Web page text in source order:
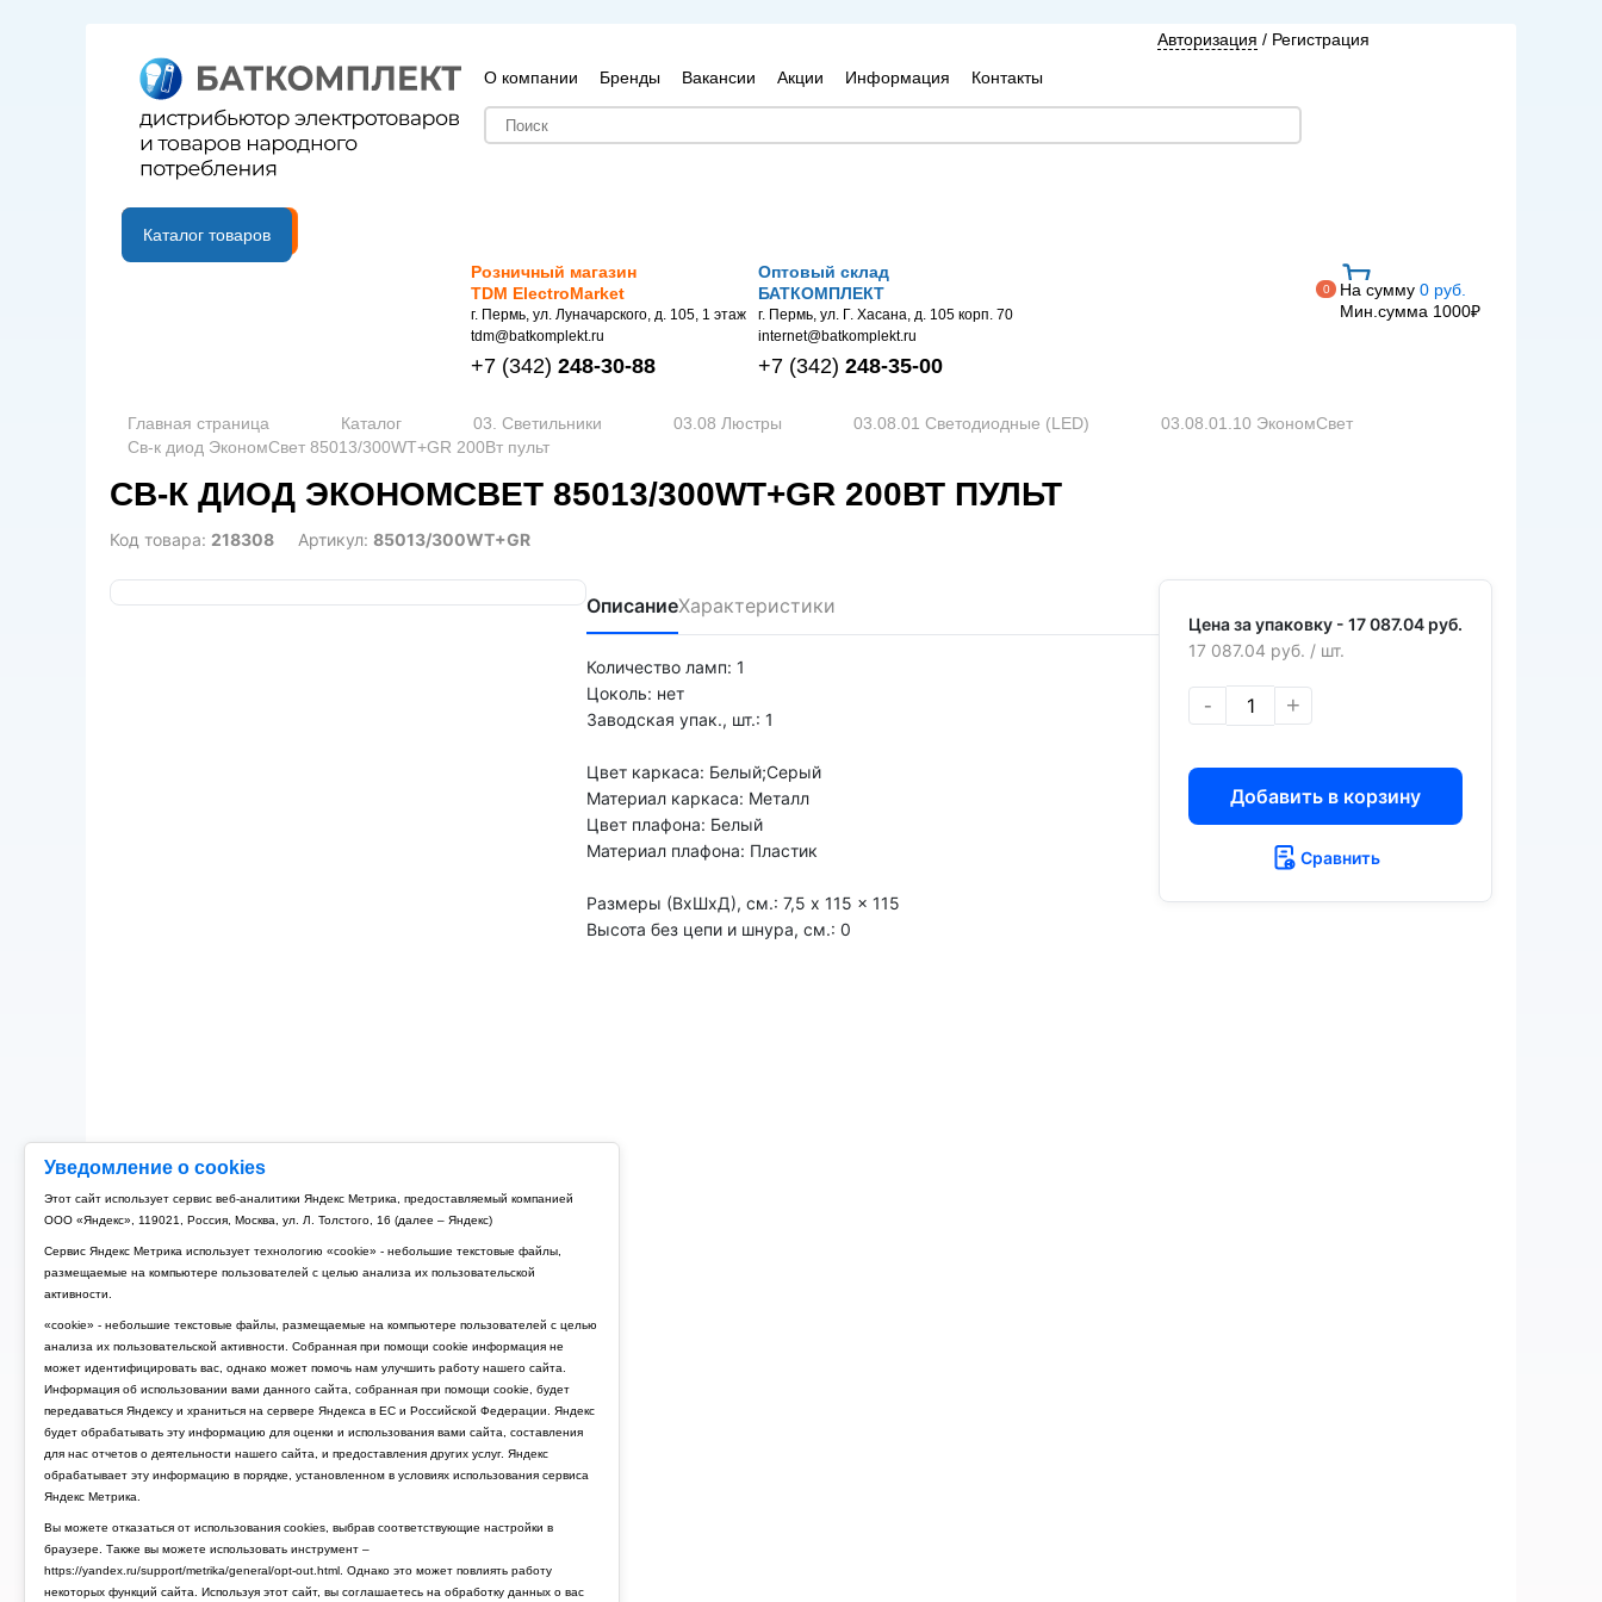
Уведомление о cookies
Этот сайт использует сервис веб-аналитики Яндекс Метрика, предоставляемый компанией
ООО «Яндекс», 119021, Россия, Москва, ул. Л. Толстого, 16 (далее – Яндекс)
Сервис Яндекс Метрика использует технологию «cookie» - небольшие текстовые файлы,
размещаемые на компьютере пользователей с целью анализа их пользовательской
активности.
«cookie» - небольшие текстовые файлы, размещаемые на компьютере пользователей с целью
анализа их пользовательской активности. Собранная при помощи cookie информация не
может идентифицировать вас, однако может помочь нам улучшить работу нашего сайта.
Информация об использовании вами данного сайта, собранная при помощи cookie, будет
передаваться Яндексу и храниться на сервере Яндекса в ЕС и Российской Федерации. Яндекс
будет обрабатывать эту информацию для оценки и использования вами сайта, составления
для нас отчетов о деятельности нашего сайта, и предоставления других услуг. Яндекс
обрабатывает эту информацию в порядке, установленном в условиях использования сервиса
Яндекс Метрика.
Вы можете отказаться от использования cookies, выбрав соответствующие настройки в
браузере. Также вы можете использовать инструмент –
https://yandex.ru/support/metrika/general/opt-out.html. Однако это может повлиять работу
некоторых функций сайта. Используя этот сайт, вы соглашаетесь на обработку данных о вас
О компании Бренды Вакансии Акции Информация Контакты
Авторизация / Регистрация
B2B портал
Каталог товаров
Розничный магазин
TDM ElectroMarket
г. Пермь, ул. Луначарского, д. 105, 1 этаж
tdm@batkomplekt.ru
+7 (342) 248-30-88
Оптовый склад
БАТКОМПЛЕКТ
г. Пермь, ул. Г. Хасана, д. 105 корп. 70
internet@batkomplekt.ru
+7 (342) 248-35-00
0 На сумму 0 руб.
Мин.сумма 1000₽
Главная страница Каталог 03. Светильники 03.08 Люстры 03.08.01 Светодиодные (LED)
03.08.01.10 ЭкономСвет
Св-к диод ЭкономСвет 85013/300WT+GR 200Вт пульт
СВ-К ДИОД ЭКОНОМСВЕТ 85013/300WT+GR 200ВТ ПУЛЬТ
Код товара: 218308 Артикул: 85013/300WT+GR
ОписаниеХарактеристики
Количество ламп: 1
Цоколь: нет
Заводская упак., шт.: 1
Цвет каркаса: Белый;Серый
Материал каркаса: Металл
Цвет плафона: Белый
Материал плафона: Пластик
Размеры (ВхШхД), см.: 7,5 x 115 x 115
Высота без цепи и шнура, см.: 0
Цена за упаковку - 17 087.04 руб.
17 087.04 руб. / шт.
- +
Добавить в корзину
Сравнить